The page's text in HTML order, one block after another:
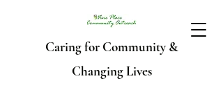
Caring for Community &
Changing Lives